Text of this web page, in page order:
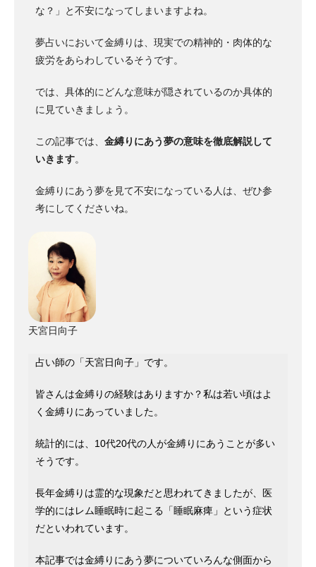
な？」と不安になってしまいますよね。
夢占いにおいて金縛りは、現実での精神的・肉体的な
疲労をあらわしているそうです。
では、具体的にどんな意味が隠されているのか具体的
に見ていきましょう。
この記事では、 金縛りにあう夢の意味を徹底解説して
いきます。
金縛りにあう夢を見て不安になっている人は、ぜひ参
考にしてくださいね。
天宮日向子
占い師の「天宮日向子」です。
皆さんは金縛りの経験はありますか？私は若い頃はよ
く金縛りにあっていました。
統計的には、10代20代の人が金縛りにあうことが多い
そうです。
長年金縛りは霊的な現象だと思われてきましたが、医
学的にはレム睡眠時に起こる「睡眠麻痺」という症状
だといわれています。
本記事では金縛りにあう夢についていろんな側面から